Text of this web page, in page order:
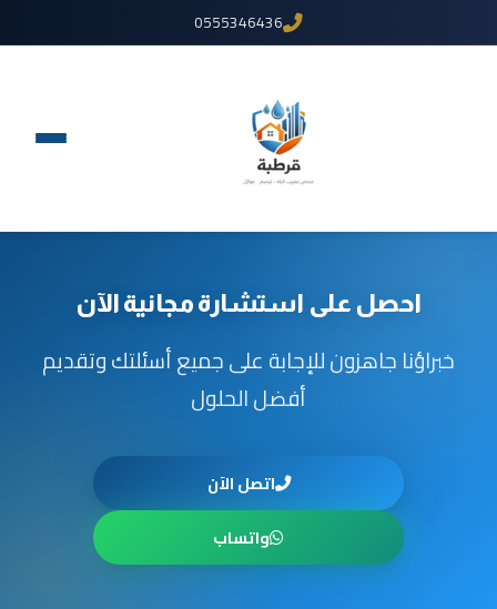
0555346436
احصل على استشارة مجانية الآن
خبراؤنا جاهزون للإجابة على جميع أسئلتك وتقديم
أفضل الحلول
اتصل الآن
واتساب